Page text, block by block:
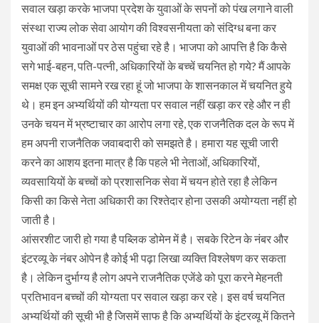
सवाल खड़ा करके भाजपा प्रदेश के युवाओं के सपनों को पंख लगाने वाली
संस्था राज्य लोक सेवा आयोग की विश्वसनीयता को संदिग्ध बना कर
युवाओं की भावनाओं पर ठेस पहुंचा रहे है। भाजपा को आपत्ति है कि कैसे
सगे भाई-बहन, पति-पत्नी, अधिकारियों के बच्चें चयनित हो गये? मैं आपके
समक्ष एक सूची सामने रख रहा हूं जो भाजपा के शासनकाल में चयनित हुये
थे। हम इन अभ्यर्थियों की योग्यता पर सवाल नहीं खड़ा कर रहे और न ही
उनके चयन में भ्रष्टाचार का आरोप लगा रहे, एक राजनैतिक दल के रूप में
हम अपनी राजनैतिक जवाबदारी को समझते है। हमारा यह सूची जारी
करने का आशय इतना मात्र है कि पहले भी नेताओं, अधिकारियों,
व्यवसायियों के बच्चों को प्रशासनिक सेवा में चयन होते रहा है लेकिन
किसी का किसे नेता अधिकारी का रिश्तेदार होना उसकी अयोग्यता नहीं हो
जाती है।
आंसरशीट जारी हो गया है पब्लिक डोमेन में है। सबके रिटेन के नंबर और
इंटरव्यू के नंबर ओपेन है कोई भी पढ़ा लिखा व्यक्ति विश्लेषण कर सकता
है। लेकिन दुर्भाग्य है लोग अपने राजनैतिक एजेंडे को पूरा करने मेहनती
प्रतिभावन बच्चों की योग्यता पर सवाल खड़ा कर रहे। इस वर्ष चयनित
अभ्यर्थियों की सूची भी है जिसमें साफ है कि अभ्यर्थियों के इंटरव्यू में कितने